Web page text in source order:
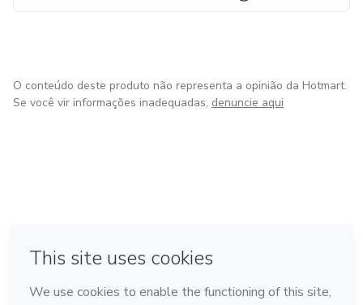
O conteúdo deste produto não representa a opinião da Hotmart.
Se você vir informações inadequadas, denuncie aqui
Feito com ❤ na Cidade do México